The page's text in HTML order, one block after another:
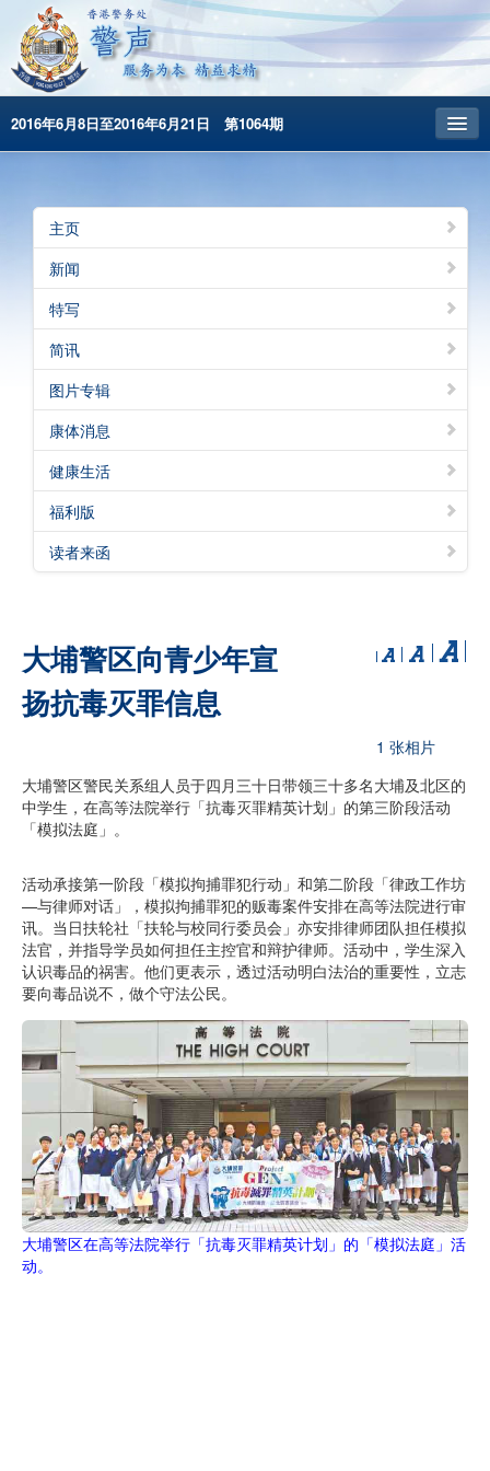
2016年6月8日至2016年6月21日 第1064期
昔日警声
警务处主页
繁體版
English
主页
新闻
特写
简讯
图片专辑
康体消息
健康生活
福利版
读者来函
大埔警区向青少年宣
扬抗毒灭罪信息
1 张相片
大埔警区警民关系组人员于四月三十日带领三十多名大埔及北区的
中学生，在高等法院举行「抗毒灭罪精英计划」的第三阶段活动
「模拟法庭」。
活动承接第一阶段「模拟拘捕罪犯行动」和第二阶段「律政工作坊
—与律师对话」，模拟拘捕罪犯的贩毒案件安排在高等法院进行审
讯。当日扶轮社「扶轮与校同行委员会」亦安排律师团队担任模拟
法官，并指导学员如何担任主控官和辩护律师。活动中，学生深入
认识毒品的祸害。他们更表示，透过活动明白法治的重要性，立志
要向毒品说不，做个守法公民。
大埔警区在高等法院举行「抗毒灭罪精英计划」的「模拟法庭」活
动。